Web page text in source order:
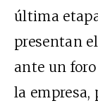
última
presentan
ante un
la